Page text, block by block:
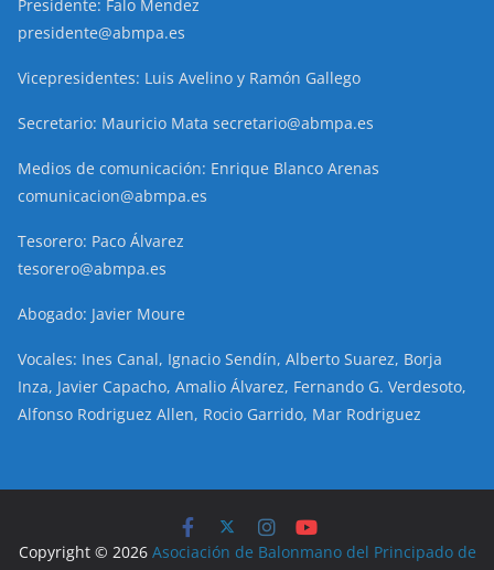
Presidente: Falo Mendez
presidente@abmpa.es
Vicepresidentes: Luis Avelino y Ramón Gallego
Secretario: Mauricio Mata secretario@abmpa.es
Medios de comunicación: Enrique Blanco Arenas
comunicacion@abmpa.es
Tesorero: Paco Álvarez
tesorero@abmpa.es
Abogado: Javier Moure
Vocales: Ines Canal, Ignacio Sendín, Alberto Suarez, Borja
Inza, Javier Capacho, Amalio Álvarez, Fernando G. Verdesoto,
Alfonso Rodriguez Allen, Rocio Garrido, Mar Rodriguez
Copyright © 2026 Asociación de Balonmano del Principado de